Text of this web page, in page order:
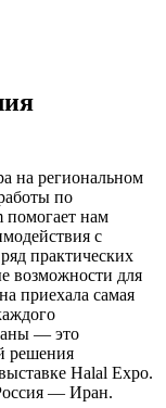
на региональном
по
помогает нам
с
практических
возможности для
приехала самая
— это
решения
Halal Expo.
— Иран.